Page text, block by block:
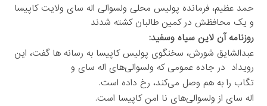
حمد عظیم، فرمانده پولیس محلی ولسوالی اله سای ولایت کاپیسا
و یک محافظش در کمین طالبان کشته شدند
روزنامه آن لاین سیاه وسفید:
عبدالشایق شورش، سخنگوی پولیس کاپیسا به رسانه ها گفت، این
رویداد در جاده عمومی که ولسوالی‌های اله سای و
تگاب را به هم وصل می‌کند، رخ داده است.
اله سای از ولسوالی‌های نا امن کاپیسا است.